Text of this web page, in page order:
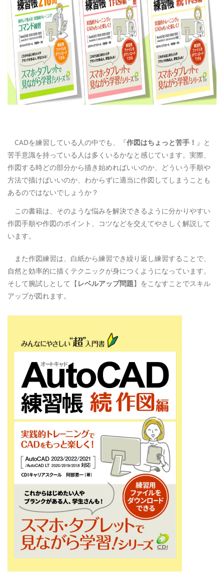
CADを練習している人の中でも、『作図はちょっと苦手！ 』と
苦手意識を持っている人は多くいるかなと感じています。実際、
作図する時どの部分から描き始めればいいのか、どういう手順や
方法で描けばいいのか、わからずに適当に作図してしまうことも
あるのではないでしょうか？
この書籍は、そのような悩みを解決できるように分かりやすい
作図手順や作図のポイント、コツなどを交えてやさしく解説して
います。
また作図練習は、白紙から練習でき繰り返し練習することで、
自然と効率的に描くテクニックが身につくようになっています。
そして腕試しとして【 レベルアップ問題】をこなすことでスキル
アップが図れます。